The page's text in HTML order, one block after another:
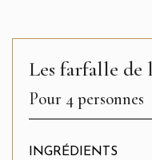
Les farfalle de
Pour 4 personnes
INGRÉDIENTS